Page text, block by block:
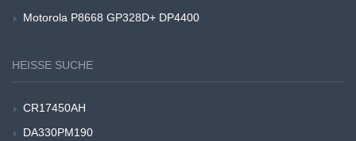
Motorola P8668 GP328D+ DP4400
HEISSE SUCHE
CR17450AH
DA330PM190